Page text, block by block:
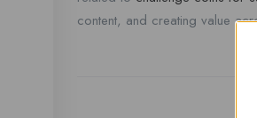
content, and creating value